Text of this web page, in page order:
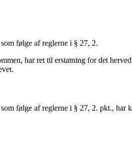
følge af reglerne i § 27, 2.
har ret til erstatning for det
følge af reglerne i § 27, 2. pkt.,